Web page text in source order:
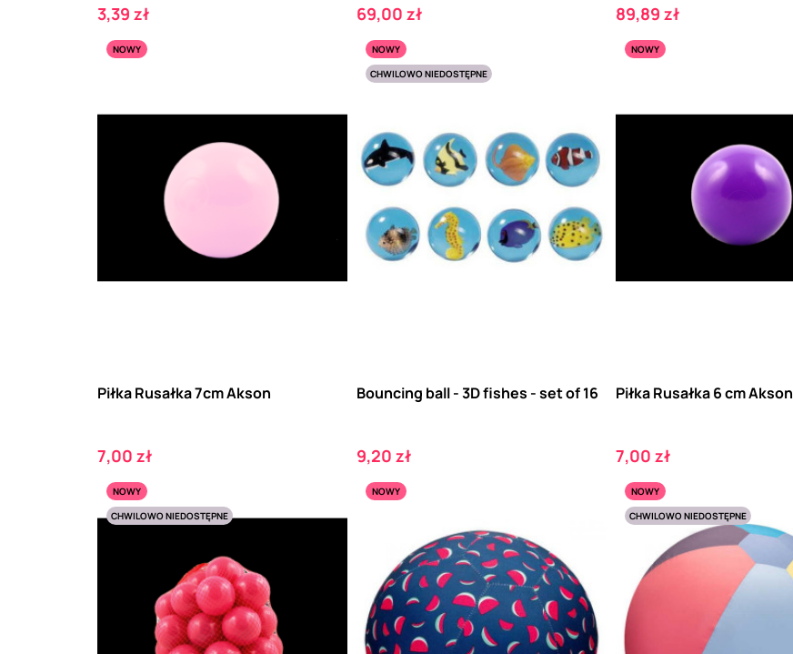
Cena
3,39 zł Cena
69,00 zł Cena
89,89 zł
NOWY
Piłka Rusałka 7cm Akson
Cena
7,00 zł
NOWY
CHWILOWO NIEDOSTĘPNE
Bouncing ball - 3D fishes - set of 16
Cena
9,20 zł
NOWY
Piłka Rusałka 6 cm Akson
Cena
7,00 zł
NOWY
CHWILOWO NIEDOSTĘPNE
NOWY
NOWY
CHWILOWO NIEDOSTĘPNE